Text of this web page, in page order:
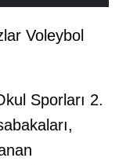
Voleybol
Sporları 2.